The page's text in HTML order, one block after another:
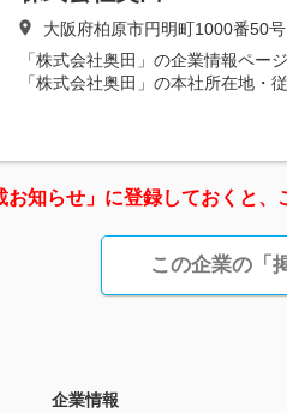
大阪府柏原市円明町1000番50号
「株式会社奥田」の企業情報ページ
「株式会社奥田」の本社所在地・
お知らせ」に登録しておくと
この企業の「
企業情報